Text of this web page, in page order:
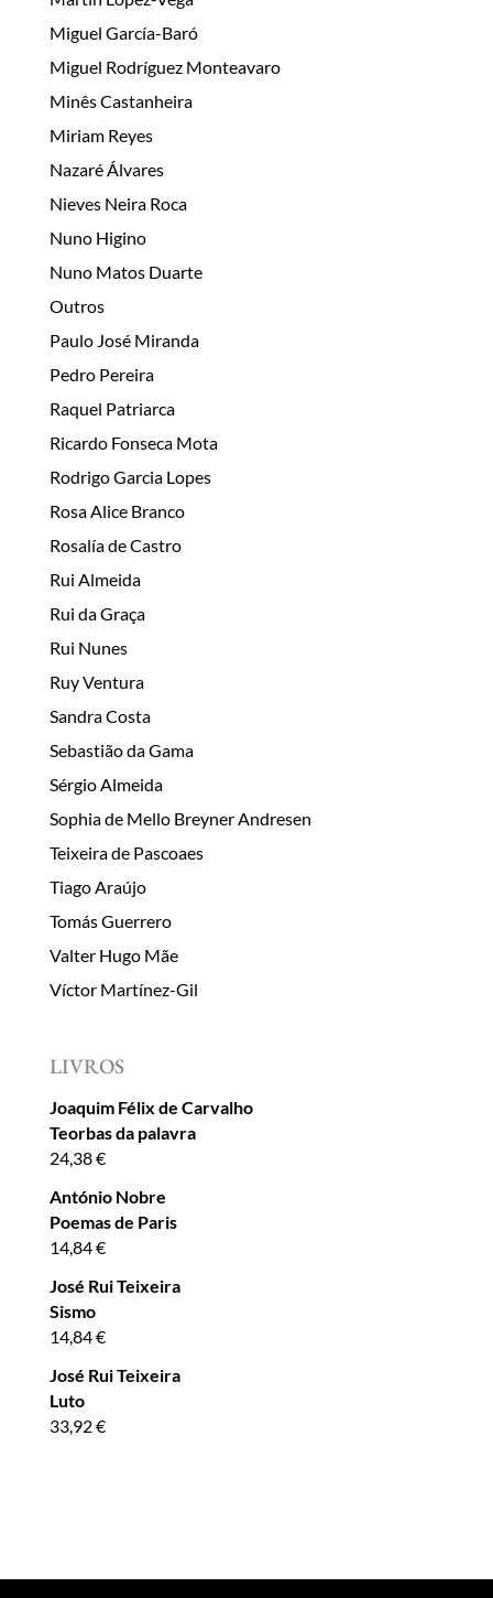
Miguel García-Baró
Miguel Rodríguez Monteavaro
Minês Castanheira
Miriam Reyes
Nazaré Álvares
Nieves Neira Roca
Nuno Higino
Nuno Matos Duarte
Outros
Paulo José Miranda
Pedro Pereira
Raquel Patriarca
Ricardo Fonseca Mota
Rodrigo Garcia Lopes
Rosa Alice Branco
Rosalía de Castro
Rui Almeida
Rui da Graça
Rui Nunes
Ruy Ventura
Sandra Costa
Sebastião da Gama
Sérgio Almeida
Sophia de Mello Breyner Andresen
Teixeira de Pascoaes
Tiago Araújo
Tomás Guerrero
Valter Hugo Mãe
Víctor Martínez-Gil
LIVROS
Joaquim Félix de Carvalho
Teorbas da palavra
24,38€
António Nobre
Poemas de Paris
14,84€
José Rui Teixeira
Sismo
14,84€
José Rui Teixeira
Luto
33,92€